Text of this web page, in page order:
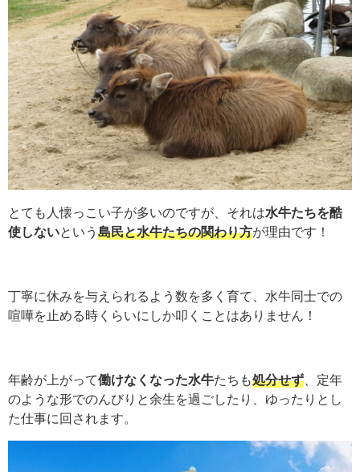
とても人懐っこい子が多いのですが、それは水牛たちを酷
使しないという 島民と水牛たちの関わり方が理由です！
丁寧に休みを与えられるよう数を多く育て、水牛同士での
喧嘩を止める時くらいにしか叩くことはありません！
年齢が上がって働けなくなった水牛たちも処分せず 、定年
のような形でのんびりと余生を過ごしたり、ゆったりとし
た仕事に回されます。